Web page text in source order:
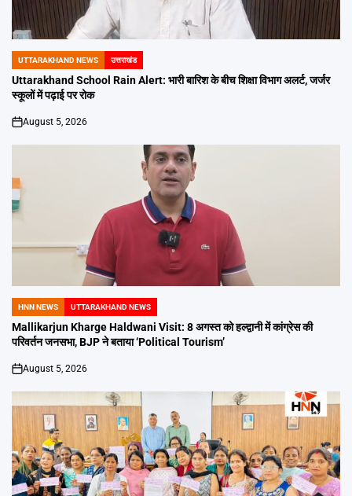
POSTED
IN
UTTARAKHAND NEWS उत्तराखंड
Uttarakhand School Rain Alert: भारी बारिश के बीच शिक्षा विभाग अलर्ट, जर्जर
स्कूलों में पढ़ाई पर रोक
on
August 5, 2026
POSTED
IN
HNN NEWS UTTARAKHAND NEWS
Mallikarjun Kharge Haldwani Visit: 8 अगस्त को हल्द्वानी में कांग्रेस की
परिवर्तन जनसभा, BJP ने बताया ‘Political Tourism’
on
August 5, 2026